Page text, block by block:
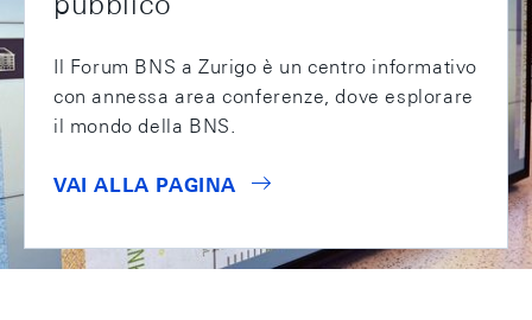
Il Forum BNS a Zurigo è un centro informativo
con annessa area conferenze, dove esplorare
il mondo della BNS.
VAI ALLA PAGINA